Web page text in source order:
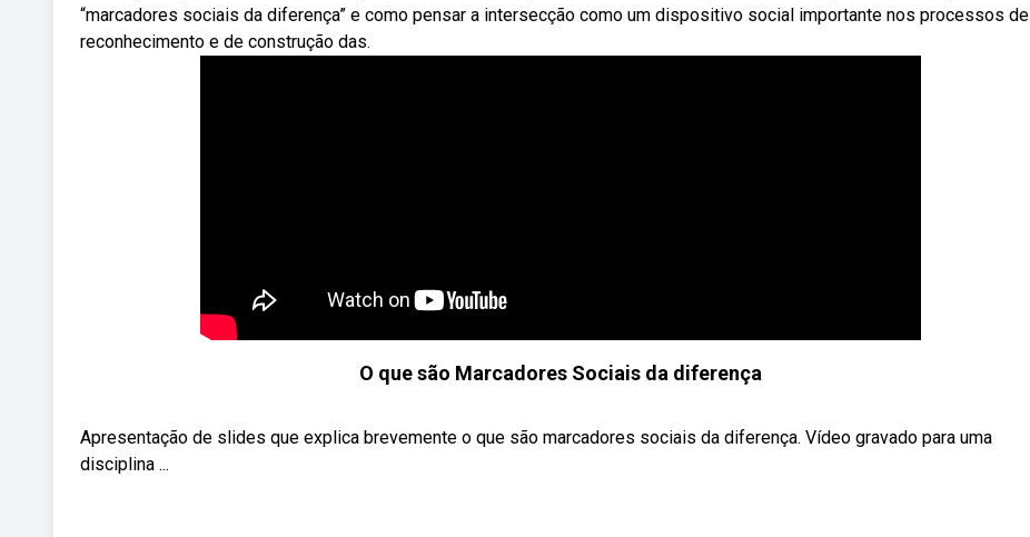
“marcadores sociais da diferença” e como pensar a intersecção como um dispositivo social importante nos processos de
reconhecimento e de construção das.
O que são Marcadores Sociais da diferença
Apresentação de slides que explica brevemente o que são marcadores sociais da diferença. Vídeo gravado para uma
disciplina ...